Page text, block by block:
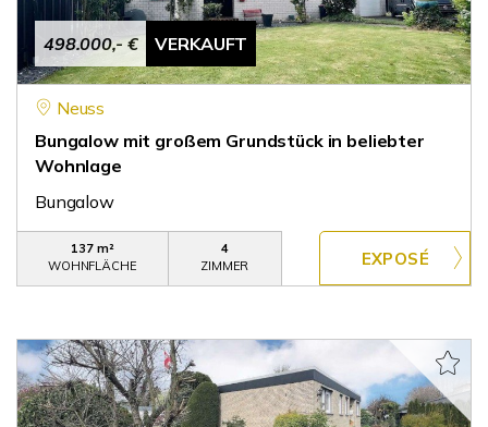
498.000,- € VERKAUFT
Neuss
Bungalow mit großem Grundstück in beliebter
Wohnlage
Bungalow
137 m²
WOHNFLÄCHE
4
ZIMMER